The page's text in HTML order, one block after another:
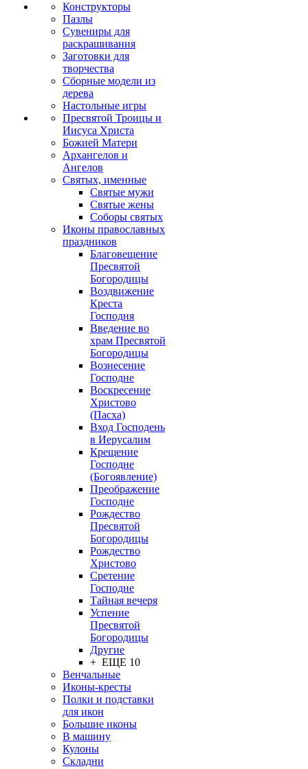
Конструкторы
Пазлы
Сувениры для
раскрашивания
Заготовки для
творчества
Сборные модели из
дерева
Настольные игры
Пресвятой Троицы и
Иисуса Христа
Божией Матери
Архангелов и
Ангелов
Святых, именные
Святые мужи
Святые жены
Соборы святых
Иконы православных
праздников
Благовещение
Пресвятой
Богородицы
Воздвижение
Креста
Господня
Введение во
храм Пресвятой
Богородицы
Вознесение
Господне
Воскресение
Христово
(Пасха)
Вход Господень
в Иерусалим
Крещение
Господне
(Богоявление)
Преображение
Господне
Рождество
Пресвятой
Богородицы
Рождество
Христово
Сретение
Господне
Тайная вечеря
Успение
Пресвятой
Богородицы
Другие
+ ЕЩЕ 10
Венчальные
Иконы-кресты
Полки и подставки
для икон
Большие иконы
В машину
Кулоны
Складни